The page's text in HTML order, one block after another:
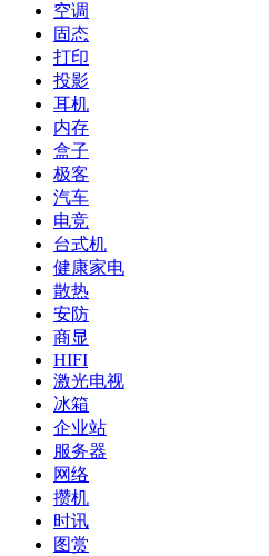
空调
固态
打印
投影
耳机
内存
盒子
极客
汽车
电竞
台式机
健康家电
散热
安防
商显
HIFI
激光电视
冰箱
企业站
服务器
网络
攒机
时讯
图赏